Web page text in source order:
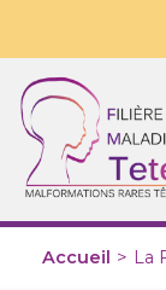
Accueil > La